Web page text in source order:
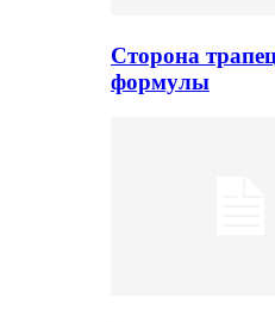
Сторона
формулы